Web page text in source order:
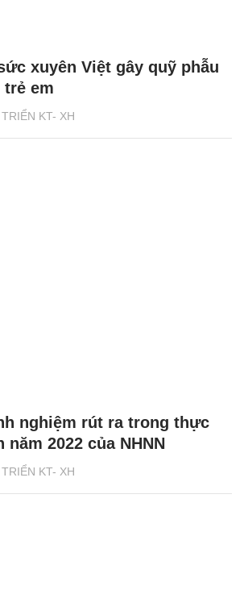
KT- XH
xuyên Việt gây quỹ phẫu
em
KT- XH
nghiệm rút ra trong thực
2022 của NHNN